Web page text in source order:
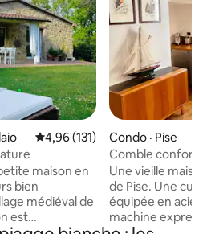
Note moyenne de 4,96 sur 5,
4,96 (131)
maison en
bien
médiéval de
est
Condo · Pise
Comble
une maison à
Une vieille
de Pise. Une cuisine entièrement
équipée en acier
machine expresso